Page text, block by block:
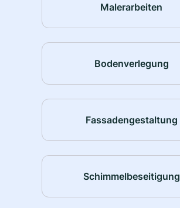
Malerarbeiten
Bodenverlegung
Fassadengestaltung
Schimmelbeseitigung